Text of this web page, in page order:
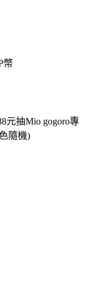
幣
元抽Mio gogoro專
隨機)